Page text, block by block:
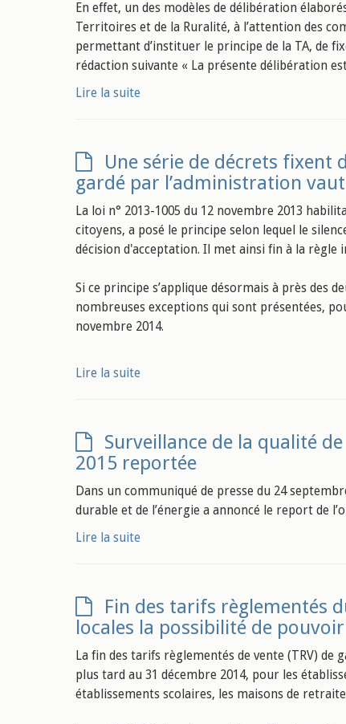
En effet, un des modèles de délibération
Territoires et de la Ruralité, à l’attention des
permettant d’instituer le principe de la TA, de
rédaction suivante « La présente délibération
Lire la suite
Une série de décrets fixent
gardé par l’administration
La loi n° 2013-1005 du 12 novembre 2013
citoyens, a posé le principe selon lequel le
décision d'acceptation. Il met ainsi fin à la règle
Si ce principe s’applique désormais à près des
nombreuses exceptions qui sont présentées,
novembre 2014.
Lire la suite
Surveillance de la qualité
2015 reportée
Dans un communiqué de presse du 24
durable et de l’énergie a annoncé le report de
Lire la suite
Fin des tarifs règlementés
locales la possibilité de
La fin des tarifs règlementés de vente (TRV)
plus tard au 31 décembre 2014, pour les
établissements scolaires, les maisons de